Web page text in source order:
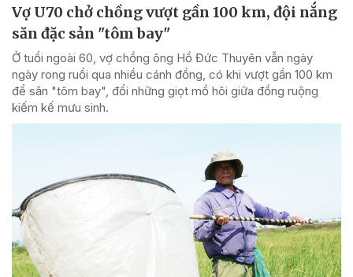
Vợ U70 chở chồng vượt gần 100 km, đội nắng
săn đặc sản "tôm bay"
Ở tuổi ngoài 60, vợ chồng ông Hồ Đức Thuyên vẫn ngày
ngày rong ruổi qua nhiều cánh đồng, có khi vượt gần 100 km
để săn "tôm bay", đổi những giọt mồ hôi giữa đồng ruộng
kiếm kế mưu sinh.